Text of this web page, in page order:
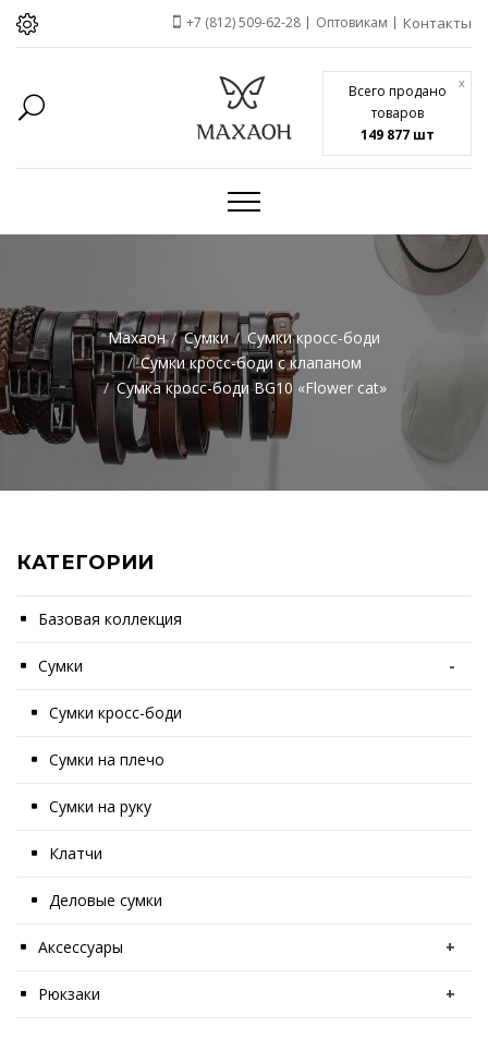
Всего продано
товаров
149 877 шт
x
+7 (812) 509-62-28 Оптовикам Контакты
Махаон Сумки
Сумки кросс-боди
Сумки кросс-боди с клапаном
Сумка кросс-боди BG10 «Flower cat»
КАТЕГОРИИ
Базовая коллекция
Сумки -
Сумки кросс-боди
Сумки на плечо
Сумки на руку
Клатчи
Деловые сумки
Аксессуары +
Рюкзаки +